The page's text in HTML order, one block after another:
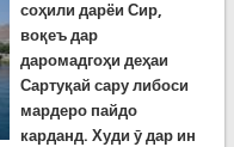
соҳили дарёи Сир,
воқеъ дар
даромадгоҳи деҳаи
Сартуқай сару либоси
мардеро пайдо
карданд. Худи ӯ дар ин